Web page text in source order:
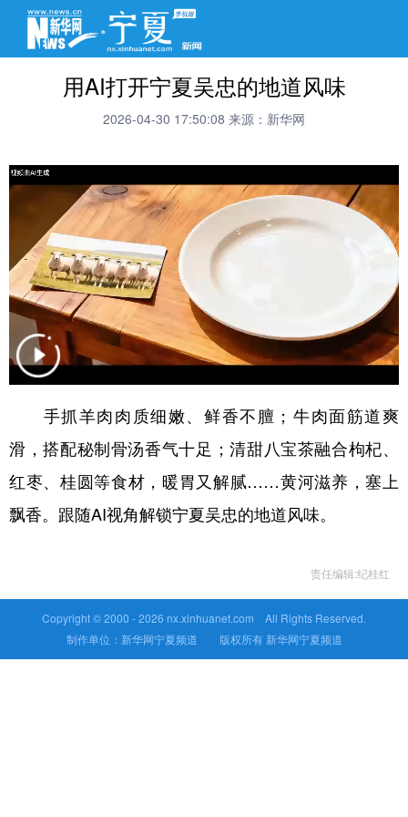
用AI打开宁夏吴忠的地道风味
2026-04-30 17:50:08 来源：新华网
手抓羊肉肉质细嫩、鲜香不膻；牛肉面筋道爽
滑，搭配秘制骨汤香气十足；清甜八宝茶融合枸杞、
红枣、桂圆等食材，暖胃又解腻……黄河滋养，塞上
飘香。跟随AI视角解锁宁夏吴忠的地道风味。
责任编辑:纪桂红
Copyright © 2000 -2026 nx.xinhuanet.com All Rights Reserved.
制作单位：新华网宁夏频道 版权所有 新华网宁夏频道